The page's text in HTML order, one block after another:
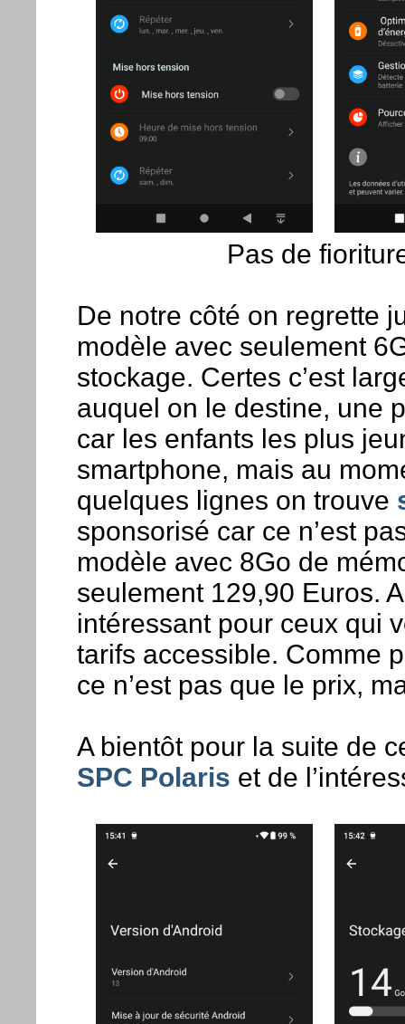
Pas de
De notre côté on regrette
modèle avec seulement
stockage. Certes c’est
auquel on le destine, une
car les enfants les plus
smartphone, mais au
quelques lignes on trouve
sponsorisé car ce n’est
modèle avec 8Go de
seulement 129,90 Euros.
intéressant pour ceux qui
tarifs accessible. Comme
ce n’est pas que le prix,
A bientôt pour la suite de
SPC Polaris et de